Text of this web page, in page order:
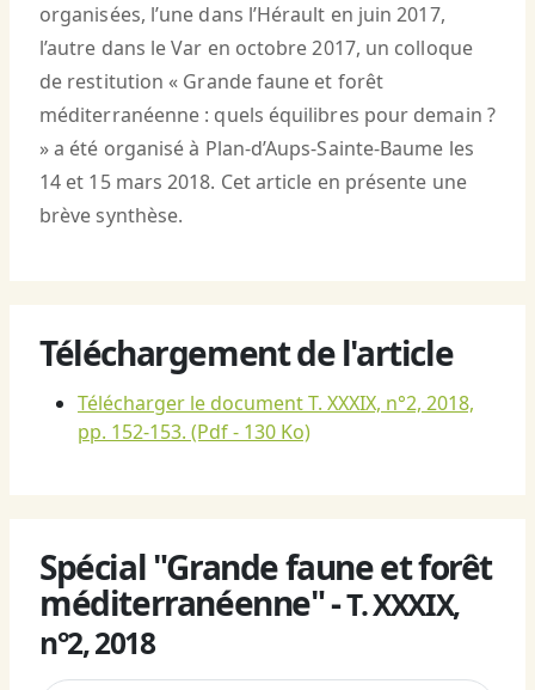
organisées, l’une dans l’Hérault en juin 2017,
l’autre dans le Var en octobre 2017, un colloque
de restitution « Grande faune et forêt
méditerranéenne : quels équilibres pour demain ?
» a été organisé à Plan-d’Aups-Sainte-Baume les
14 et 15 mars 2018. Cet article en présente une
brève synthèse.
Téléchargement de l'article
Télécharger le document T. XXXIX, n°2, 2018,
pp. 152-153. (Pdf - 130 Ko)
Spécial "Grande faune et forêt
méditerranéenne" -T. XXXIX,
n°2, 2018